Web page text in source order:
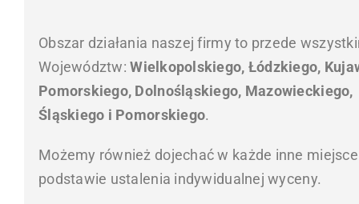
Obszar działania naszej firmy to przede
Województw:Wielkopolskiego, Łódzkiego,
Pomorskiego, Dolnośląskiego, Mazowieckiego,
Śląskiego i Pomorskiego.
Możemy również dojechać w każde inne
podstawie ustalenia indywidualnej wyceny.